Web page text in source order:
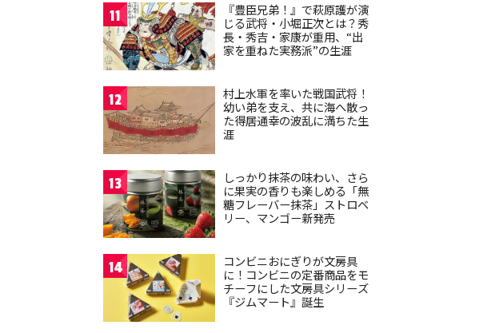
11
『豊臣兄弟！』で萩原護が演
じる武将・小堀正次とは？秀
長・秀吉・家康が重用、“出
家を重ねた実務派”の生涯
12
村上水軍を率いた戦国武将！
幼い弟を支え、共に海へ散っ
た得居通幸の波乱に満ちた生
涯
13
しっかり抹茶の味わい、さら
に果実の香りも楽しめる「無
糖フレーバー抹茶」ストロベ
リー、マンゴー新発売
14
コンビニおにぎりが文房具
に！コンビニの定番商品をモ
チーフにした文房具シリーズ
『ジムマート』誕生